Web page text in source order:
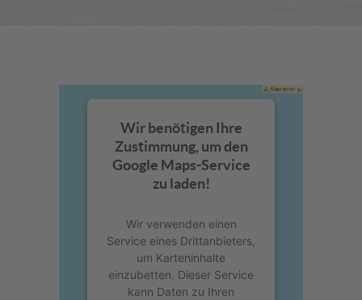
Wir benötigen Ihre
Zustimmung, um den
Google Maps-Service
zu laden!
Wir verwenden einen
Service eines Drittanbieters,
um Karteninhalte
einzubetten. Dieser Service
kann Daten zu Ihren